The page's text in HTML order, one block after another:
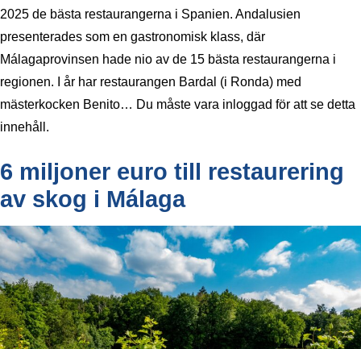
2025 de bästa restaurangerna i Spanien. Andalusien
presenterades som en gastronomisk klass, där
Málagaprovinsen hade nio av de 15 bästa restaurangerna i
regionen. I år har restaurangen Bardal (i Ronda) med
mästerkocken Benito… Du måste vara inloggad för att se detta
innehåll.
6 miljoner euro till restaurering
av skog i Málaga